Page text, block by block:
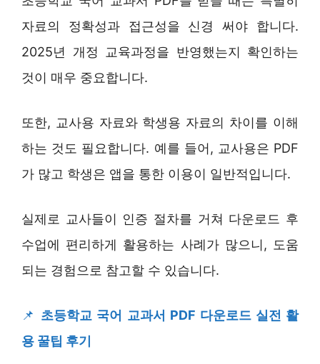
자료의 정확성과 접근성을 신경 써야 합니다.
2025년 개정 교육과정을 반영했는지 확인하는
것이 매우 중요합니다.
또한, 교사용 자료와 학생용 자료의 차이를 이해
하는 것도 필요합니다. 예를 들어, 교사용은 PDF
가 많고 학생은 앱을 통한 이용이 일반적입니다.
실제로 교사들이 인증 절차를 거쳐 다운로드 후
수업에 편리하게 활용하는 사례가 많으니, 도움
되는 경험으로 참고할 수 있습니다.
📌 초등학교 국어 교과서 PDF 다운로드 실전 활
용 꿀팁 후기